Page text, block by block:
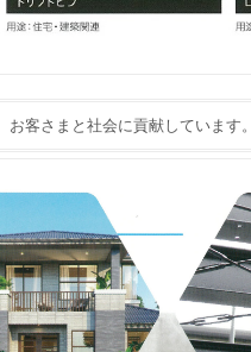
お客さまと社会に貢献しています